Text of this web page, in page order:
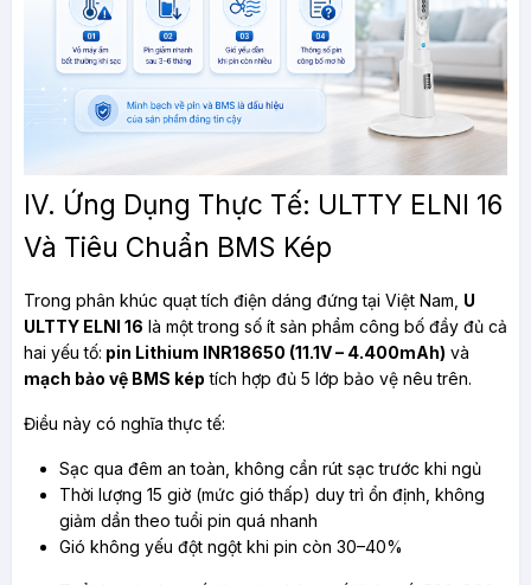
IV. Ứng Dụng Thực Tế: ULTTY ELNI 16
Và Tiêu Chuẩn BMS Kép
Trong phân khúc quạt tích điện dáng đứng tại Việt Nam, U
ULTTY ELNI 16 là một trong số ít sản phẩm công bố đầy đủ cả
hai yếu tố: pin Lithium INR18650 (11.1V – 4.400mAh)
mạch bảo vệ BMS kép tích hợp đủ 5 lớp bảo vệ nêu trên.
Điều này có nghĩa thực tế:
Sạc qua đêm an toàn, không cần rút sạc trước khi ngủ
Thời lượng 15 giờ (mức gió thấp) duy trì ổn định, không
giảm dần theo tuổi pin quá nhanh
Gió không yếu đột ngột khi pin còn 30–40%